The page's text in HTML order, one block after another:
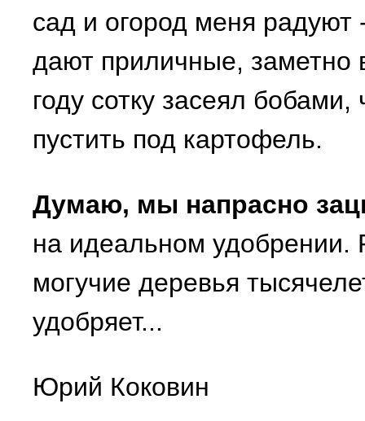
сад и огород меня
дают приличные,
году сотку засеял
пустить под картофель.
Думаю, мы напрасно
на идеальном удобрении.
могучие деревья
удобряет...
Юрий Коковин